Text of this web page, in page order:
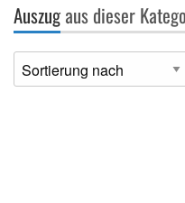
Auszugaus dieser